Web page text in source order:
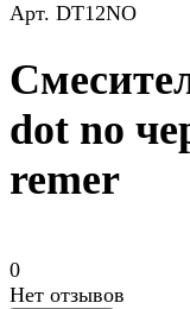
Арт. DT12NO
dot no
remer
0
Нет отзывов